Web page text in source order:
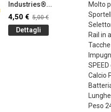
Molto
Rail in
Calcio
Peso
Industries®...
4,50 € 5,00 €
Dettagli